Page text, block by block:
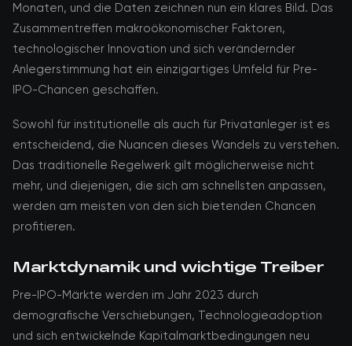
Monaten, und die Daten zeichnen nun ein klares Bild. Das
Zusammentreffen makroökonomischer Faktoren,
technologischer Innovation und sich verändernder
Anlegerstimmung hat ein einzigartiges Umfeld für Pre-
IPO-Chancen geschaffen.
Sowohl für institutionelle als auch für Privatanleger ist es
entscheidend, die Nuancen dieses Wandels zu verstehen.
Das traditionelle Regelwerk gilt möglicherweise nicht
mehr, und diejenigen, die sich am schnellsten anpassen,
werden am meisten von den sich bietenden Chancen
profitieren.
Marktdynamik und wichtige Treiber
Pre-IPO-Märkte werden im Jahr 2023 durch
demografische Verschiebungen, Technologieadoption
und sich entwickelnde Kapitalmarktbedingungen neu